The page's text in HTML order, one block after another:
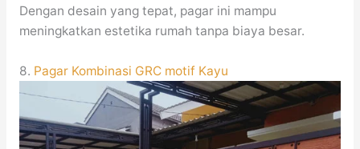
Dengan desain yang tepat, pagar ini mampu
meningkatkan estetika rumah tanpa biaya besar.
8. Pagar Kombinasi GRC motif Kayu